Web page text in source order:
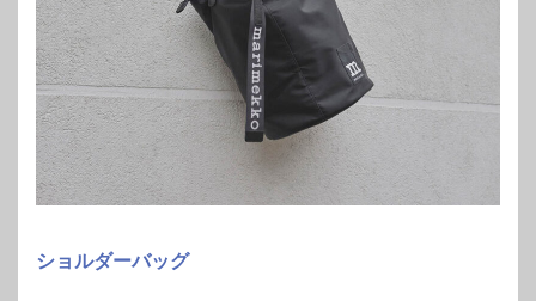
ショルダーバッグ